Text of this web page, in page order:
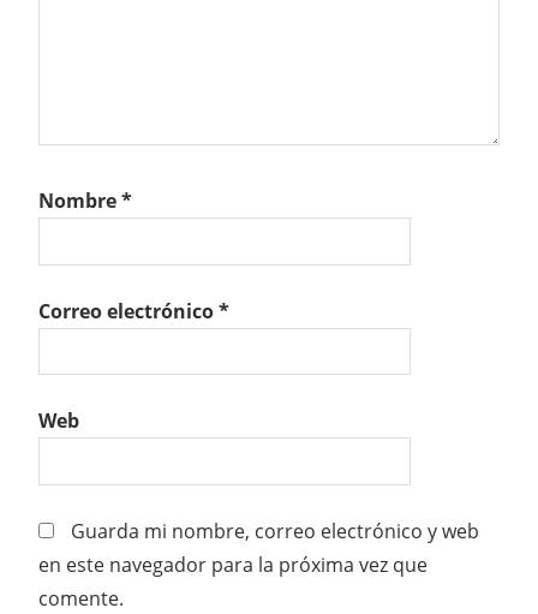
Nombre*
Correo electrónico*
Web
Guarda mi nombre, correo electrónico y web
en este navegador para la próxima vez que
comente.